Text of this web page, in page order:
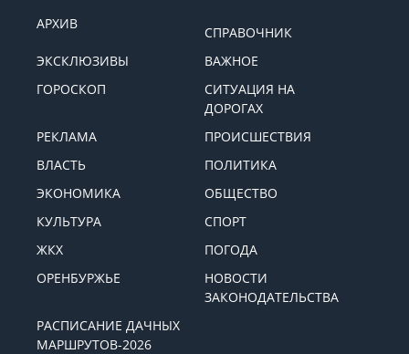
АРХИВ
СПРАВОЧНИК
ЭКСКЛЮЗИВЫ
ВАЖНОЕ
ГОРОСКОП
СИТУАЦИЯ НА
ДОРОГАХ
РЕКЛАМА
ПРОИСШЕСТВИЯ
ВЛАСТЬ
ПОЛИТИКА
ЭКОНОМИКА
ОБЩЕСТВО
КУЛЬТУРА
СПОРТ
ЖКХ
ПОГОДА
ОРЕНБУРЖЬЕ
НОВОСТИ
ЗАКОНОДАТЕЛЬСТВА
РАСПИСАНИЕ ДАЧНЫХ
МАРШРУТОВ-2026